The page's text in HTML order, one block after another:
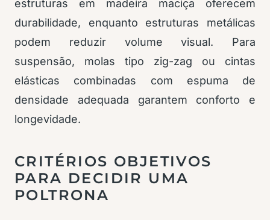
estruturas em madeira maciça oferecem
durabilidade, enquanto estruturas metálicas
podem reduzir volume visual. Para
suspensão, molas tipo zig-zag ou cintas
elásticas combinadas com espuma de
densidade adequada garantem conforto e
longevidade.
CRITÉRIOS OBJETIVOS
PARA DECIDIR UMA
POLTRONA